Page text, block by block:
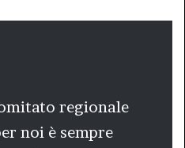
regionale
noi è sempre